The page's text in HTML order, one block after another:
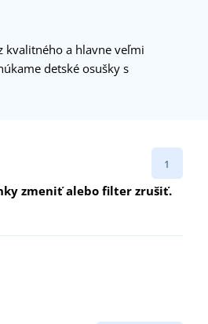
kvalitného a hlavne veľmi
detské osušky s
1
zmeniť alebo filter zrušiť.